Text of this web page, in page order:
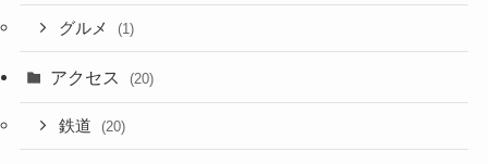
グルメ (1)
アクセス (20)
鉄道 (20)